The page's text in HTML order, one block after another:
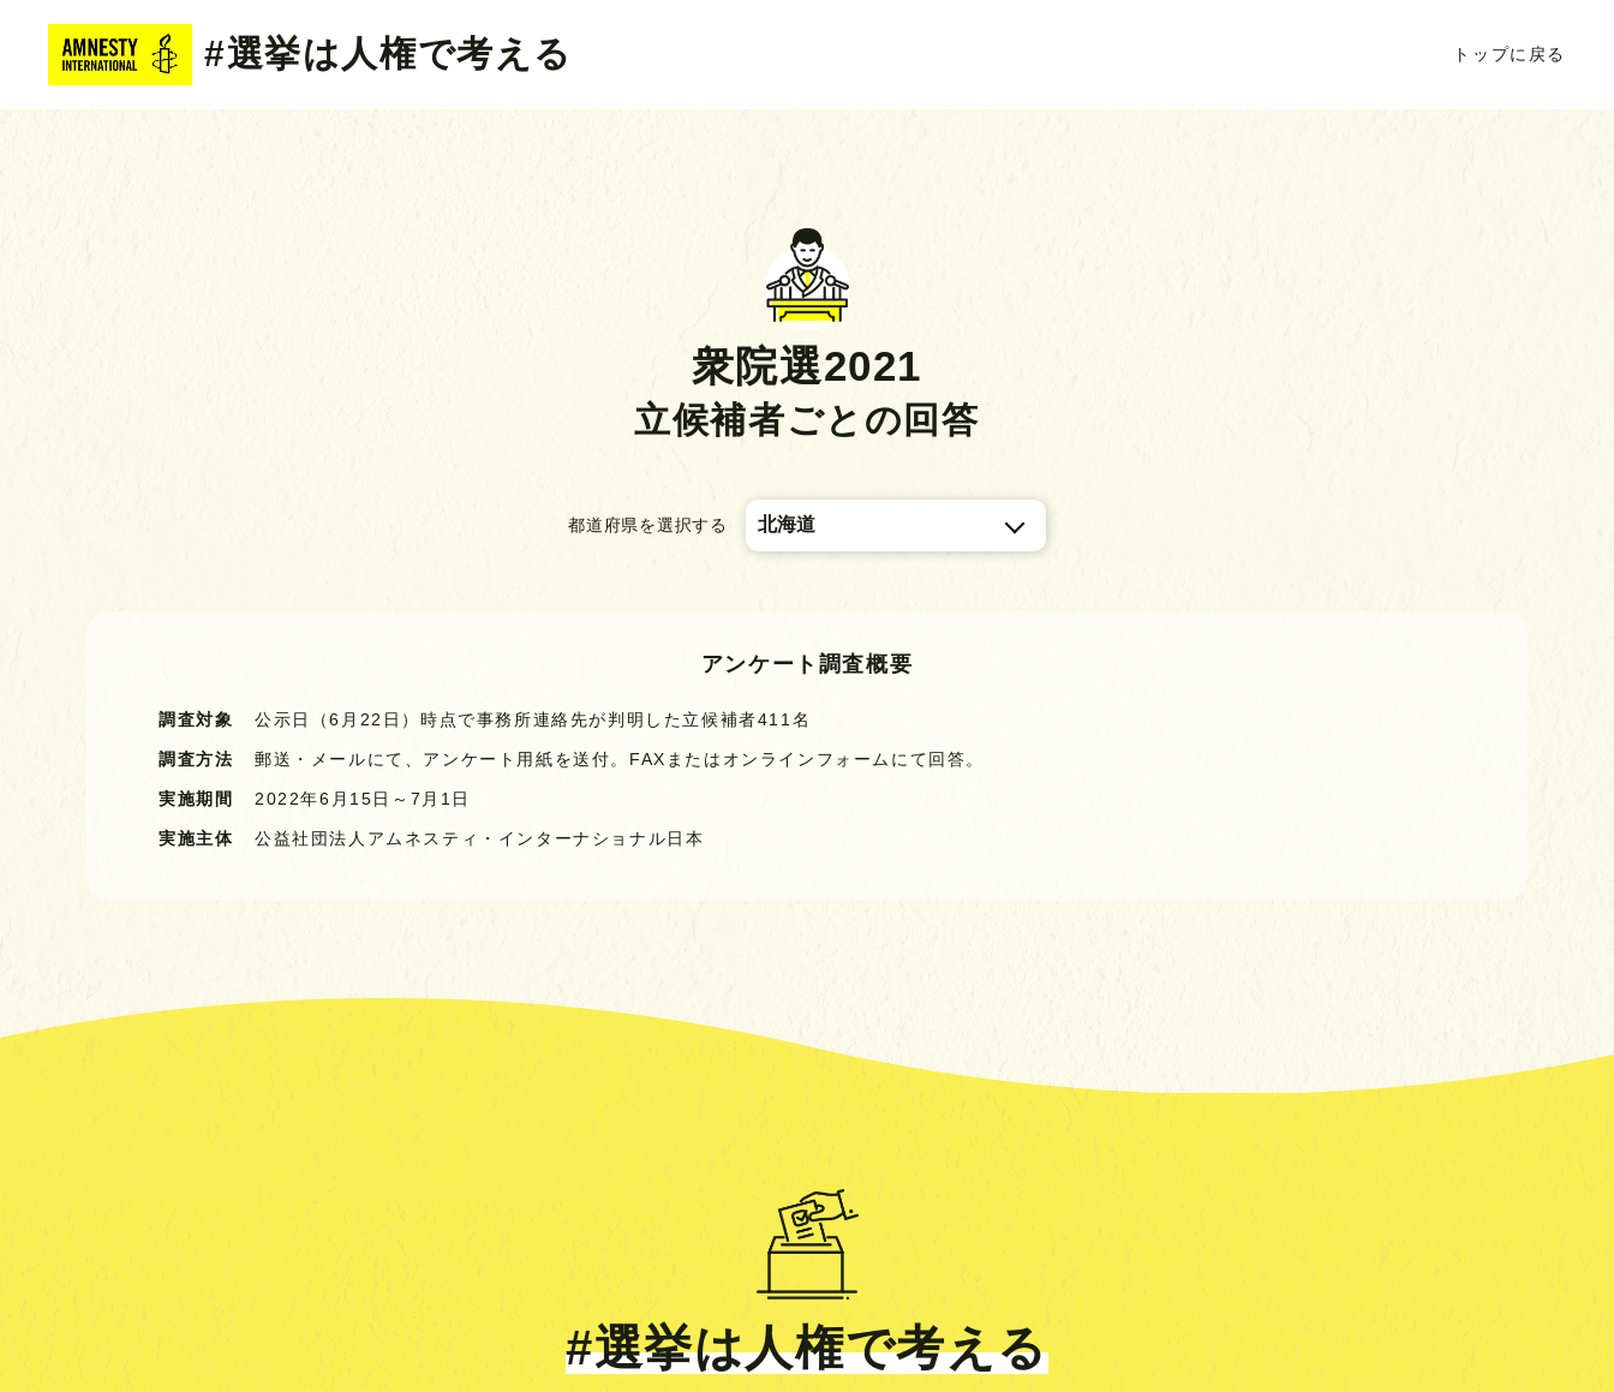
#選挙は人権で考える トップに戻る
衆院選2021
立候補者ごとの回答
都道府県を選択する
アンケート調査概要
調査対象 公示日（6月22日）時点で事務所連絡先が判明した立候補者411名
調査方法 郵送・メールにて、アンケート用紙を送付。FAXまたはオンラインフォームにて回答。
実施期間 2022年6月15日～7月1日
実施主体 公益社団法人 アムネスティ・インターナショナル日本
#選挙は人権で考える